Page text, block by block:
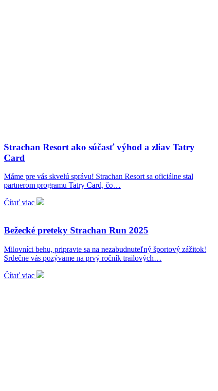
Strachan Resort ako súčasť výhod a zliav Tatry
Card
Máme pre vás skvelú správu! Strachan Resort sa oficiálne stal
partnerom programu Tatry Card, čo…
Čítať viac
Bežecké preteky Strachan Run 2025
Milovníci behu, pripravte sa na nezabudnuteľný športový zážitok!
Srdečne vás pozývame na prvý ročník trailových…
Čítať viac